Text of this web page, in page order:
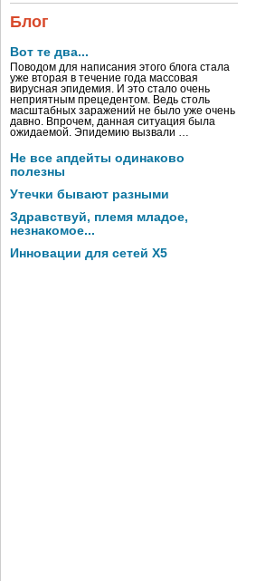
Блог
Вот те два...
Поводом для написания этого блога стала
уже вторая в течение года массовая
вирусная эпидемия. И это стало очень
неприятным прецедентом. Ведь столь
масштабных заражений не было уже очень
давно. Впрочем, данная ситуация была
ожидаемой. Эпидемию вызвали …
Не все апдейты одинаково
полезны
Утечки бывают разными
Здравствуй, племя младое,
незнакомое...
Инновации для сетей X5